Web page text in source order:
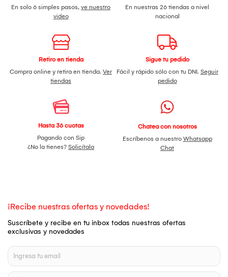
En solo 6 simples pasos, ve nuestro
video
En nuestras 26 tiendas a nivel
nacional
Retiro en tienda
Compra online y retira en tienda. Ver
tiendas
Sigue tu pedido
Fácil y rápido sólo con tu DNI. Seguir
pedido
Hasta 36 cuotas
Pagando con Sip
¿No la tienes? Solicítala
Chatea con nosotros
Escríbenos a nuestro Whatsapp
Chat
¡Recibe nuestras ofertas y novedades!
Suscríbete y recibe en tu inbox todas nuestras ofertas
exclusivas y novedades